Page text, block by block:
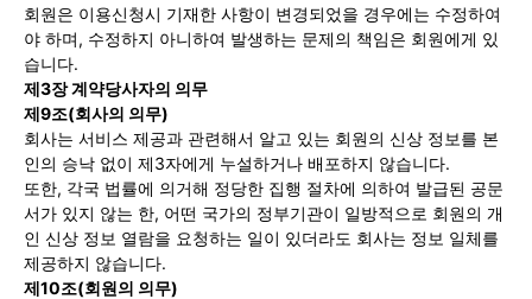
회원은 이용신청시 기재한 사항이 변경되었을 경우에는 수정하여
야 하며, 수정하지 아니하여 발생하는 문제의 책임은 회원에게 있
습니다.
제3장 계약당사자의 의무
제9조(회사의 의무)
회사는 서비스 제공과 관련해서 알고 있는 회원의 신상 정보를 본
인의 승낙 없이 제3자에게 누설하거나 배포하지 않습니다.
또한, 각국 법률에 의거해 정당한 집행 절차에 의하여 발급된 공문
서가 있지 않는 한, 어떤 국가의 정부기관이 일방적으로 회원의 개
인 신상 정보 열람을 요청하는 일이 있더라도 회사는 정보 일체를
제공하지 않습니다.
제10조(회원의 의무)